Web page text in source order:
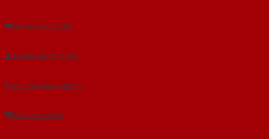
Gửi yêu cầu tư vấn
Tải báo giá tổng hợp
Yêu cầu gọi lại (3 phút)
Dành cho đại lý